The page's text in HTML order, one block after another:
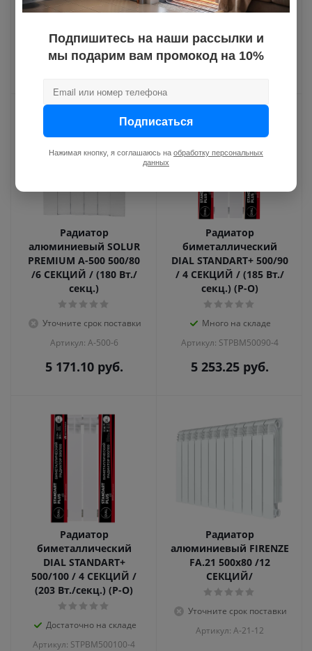
Артикул: ECOBM50080-6
5 045.76руб.
Много на складе
5 115руб.
Радиатор
алюминиевый SOLUR
PREMIUM A-500 500/80
/6 СЕКЦИЙ / (180 Вт./
секц.)
Уточните срок поставки
Артикул: A-500-6
5 171.10руб.
Радиатор
биметаллический
DIAL STANDART+ 500/90
/ 4 СЕКЦИЙ / (185 Вт./
секц.) (Р-О)
Много на складе
Артикул: STPBM50090-4
5 253.25руб.
Радиатор
биметаллический
DIAL STANDART+
500/100 / 4 СЕКЦИЙ /
(203 Вт./секц.) (Р-О)
Достаточно на складе
Артикул: STPBM500100-4
Радиатор
алюминиевый FIRENZE
FA.21 500х80 /12
СЕКЦИЙ/
Уточните срок поставки
Артикул: A-21-12
Подпишитесь на наши рассылки и
мы подарим вам промокод на 10%
Подписаться
Нажимая кнопку, я соглашаюсь на обработку персональных
данных